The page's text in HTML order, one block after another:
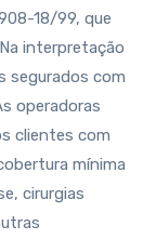
18/99, que
interpretação
segurados com
operadoras
clientes com
mínima
cirurgias